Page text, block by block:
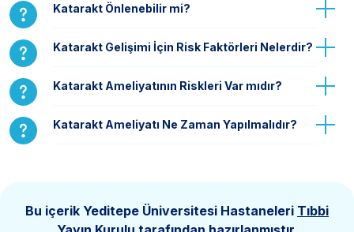
Katarakt Önlenebilir mi?
Katarakt Gelişimi İçin Risk Faktörleri Nelerdir?
Katarakt Ameliyatının Riskleri Var mıdır?
Katarakt Ameliyatı Ne Zaman Yapılmalıdır?
Bu içerik Yeditepe Üniversitesi Hastaneleri Tıbbi